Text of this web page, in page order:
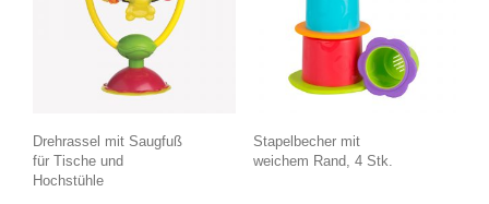
Drehrassel mit Saugfuß
für Tische und
Hochstühle
Stapelbecher mit
weichem Rand, 4 Stk.